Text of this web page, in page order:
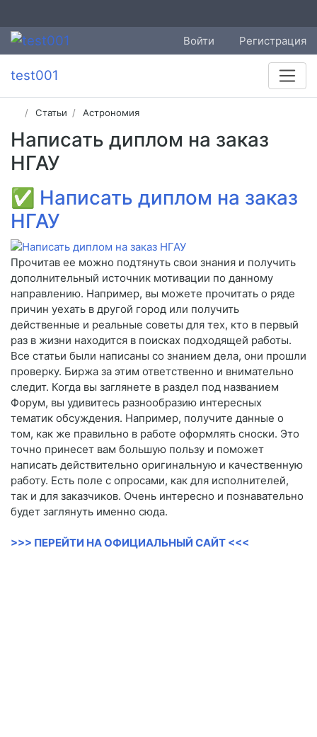
Войти Регистрация
test001
Статьи Астрономия
Написать диплом на заказ
НГАУ
✅ Написать диплом на заказ
НГАУ
Прочитав ее можно подтянуть свои знания и получить
дополнительный источник мотивации по данному
направлению. Например, вы можете прочитать о ряде
причин уехать в другой город или получить
действенные и реальные советы для тех, кто в первый
раз в жизни находится в поисках подходящей работы.
Все статьи были написаны со знанием дела, они прошли
проверку. Биржа за этим ответственно и внимательно
следит. Когда вы заглянете в раздел под названием
Форум, вы удивитесь разнообразию интересных
тематик обсуждения. Например, получите данные о
том, как же правильно в работе оформлять сноски. Это
точно принесет вам большую пользу и поможет
написать действительно оригинальную и качественную
работу. Есть поле с опросами, как для исполнителей,
так и для заказчиков. Очень интересно и познавательно
будет заглянуть именно сюда.
>>> ПЕРЕЙТИ НА ОФИЦИАЛЬНЫЙ САЙТ <<<